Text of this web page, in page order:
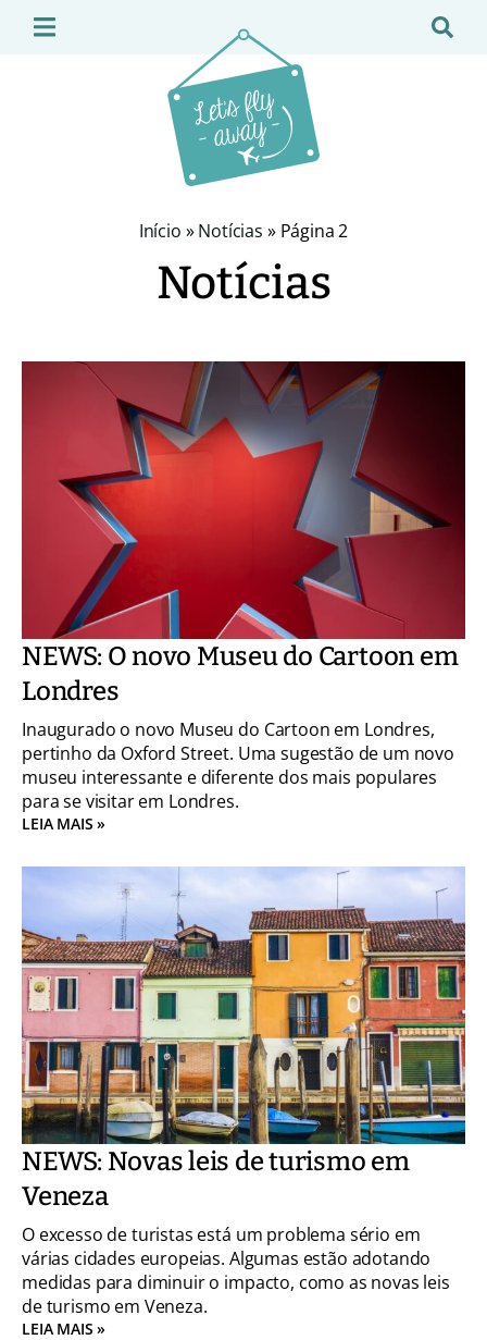
Início »Notícias » Página 2
Notícias
NEWS: O novo Museu do Cartoon em
Londres
Inaugurado o novo Museu do Cartoon em Londres,
pertinho da Oxford Street. Uma sugestão de um novo
museu interessante e diferente dos mais populares
para se visitar em Londres.
LEIA MAIS »
NEWS: Novas leis de turismo em
Veneza
O excesso de turistas está um problema sério em
várias cidades europeias. Algumas estão adotando
medidas para diminuir o impacto, como as novas leis
de turismo em Veneza.
LEIA MAIS »